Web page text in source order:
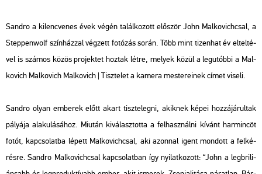
Sand­ro a ki­lenc­ve­nes évek végén ta­lál­ko­zott elő­ször John Mal­ko­vich­csal, a
Step­pen­wolf szín­ház­zal vég­zett fo­tó­zás során. Több mint ti­zen­hat év el­tel­té­
vel is szá­mos közös pro­jek­tet hoz­tak létre, me­lyek közül a leg­utób­bi a Mal­
ko­vich Mal­ko­vich Mal­ko­vich | Tisz­te­let a ka­me­ra mes­te­re­i­nekcímet vi­se­li.
Sand­ro olyan em­be­rek előtt akart tisz­te­leg­ni, akik­nek képei hoz­zá­já­rul­tak
pá­lyá­ja ala­ku­lá­sá­hoz. Mi­u­tán ki­vá­lasz­tot­ta a fel­hasz­nál­ni kí­vánt har­minc­öt
fotót, kap­cso­lat­ba lé­pett Mal­ko­vich­csal, aki azon­nal igent mon­dott a fel­ké­
rés­re. Sand­ro Mal­ko­vich­csal kap­cso­lat­ban így nyi­lat­ko­zott: “John a leg­bri­li­